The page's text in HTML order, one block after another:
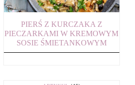
PIERŚ Z KURCZAKA Z
PIECZARKAMI W KREMOWYM
SOSIE ŚMIETANKOWYM